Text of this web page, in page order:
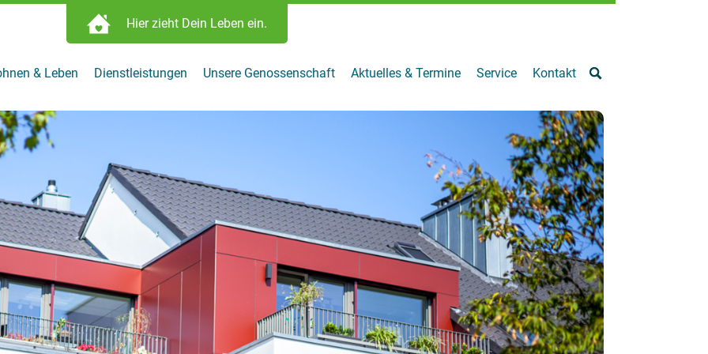
finden:
ein.
Hier zieht Dein Leben ein.
& Leben Dienstleistungen Unsere Genossenschaft Aktuelles & Termine Service Kontakt